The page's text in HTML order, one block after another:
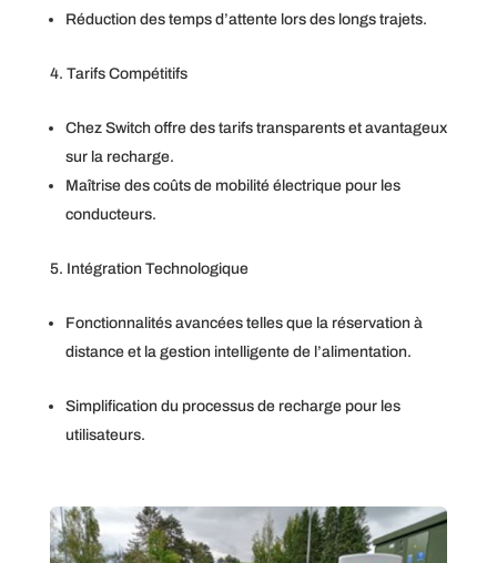
Réduction des temps d’attente lors des longs trajets.
Tarifs Compétitifs
Chez Switch offre des tarifs transparents et avantageux
sur la recharge.
Maîtrise des coûts de mobilité électrique pour les
conducteurs.
Intégration Technologique
Fonctionnalités avancées telles que la réservation à
distance et la gestion intelligente de l’alimentation.
Simplification du processus de recharge pour les
utilisateurs.